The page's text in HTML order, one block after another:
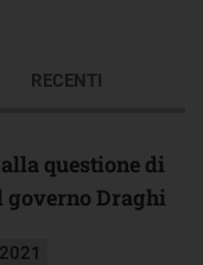
questione di
governo Draghi
RECENTI